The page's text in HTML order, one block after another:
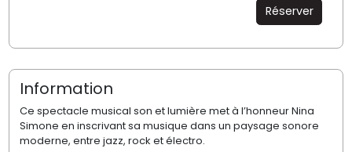
Réserver
Information
Ce spectacle musical son et lumière met à l’honneur Nina
Simone en inscrivant sa musique dans un paysage sonore
moderne, entre jazz, rock et électro.